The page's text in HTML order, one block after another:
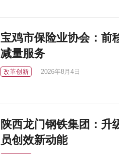
宝鸡市保险业协会：前
减量服务
改革创新 2026年8月4日
陕西龙门钢铁集团：升
员创效新动能